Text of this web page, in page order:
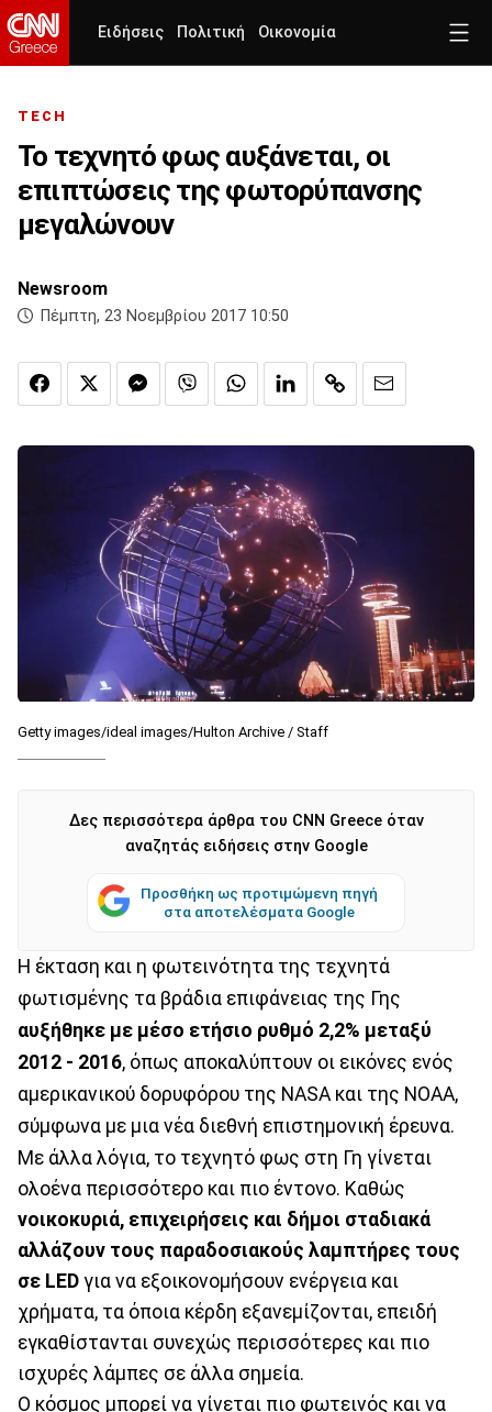
Ειδήσεις Πολιτική Οικονομία
TECH
Το τεχνητό φως αυξάνεται, οι
επιπτώσεις της φωτορύπανσης
μεγαλώνουν
Newsroom
Πέμπτη, 23 Νοεμβρίου 2017 10:50
Getty images/ideal images/Hulton Archive / Staff
Δες περισσότερα άρθρα του CNN Greece όταν
αναζητάς ειδήσεις στην Google
Προσθήκη ως προτιμώμενη πηγή
στα αποτελέσματα Google
Η έκταση και η φωτεινότητα της τεχνητά
φωτισμένης τα βράδια επιφάνειας της Γης
αυξήθηκε με μέσο ετήσιο ρυθμό 2,2% μεταξύ
2012 - 2016, όπως αποκαλύπτουν οι εικόνες ενός
αμερικανικού δορυφόρου της NASA και της ΝΟΑΑ,
σύμφωνα με μια νέα διεθνή επιστημονική έρευνα.
Με άλλα λόγια, το τεχνητό φως στη Γη γίνεται
ολοένα περισσότερο και πιο έντονο. Καθώς
νοικοκυριά, επιχειρήσεις και δήμοι σταδιακά
αλλάζουν τους παραδοσιακούς λαμπτήρες τους
σε LED για να εξοικονομήσουν ενέργεια και
χρήματα, τα όποια κέρδη εξανεμίζονται, επειδή
εγκαθίστανται συνεχώς περισσότερες και πιο
ισχυρές λάμπες σε άλλα σημεία.
Ο κόσμος μπορεί να γίνεται πιο φωτεινός και να